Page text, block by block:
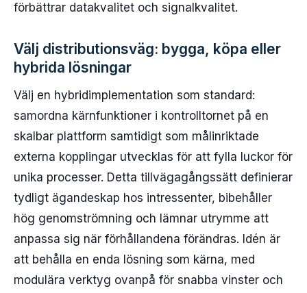
förbättrar datakvalitet och signalkvalitet.
Välj distributionsväg: bygga, köpa eller
hybrida lösningar
Välj en hybridimplementation som standard:
samordna kärnfunktioner i kontrolltornet på en
skalbar plattform samtidigt som målinriktade
externa kopplingar utvecklas för att fylla luckor för
unika processer. Detta tillvägagångssätt definierar
tydligt ägandeskap hos intressenter, bibehåller
hög genomströmning och lämnar utrymme att
anpassa sig när förhållandena förändras. Idén är
att behålla en enda lösning som kärna, med
modulära verktyg ovanpå för snabba vinster och